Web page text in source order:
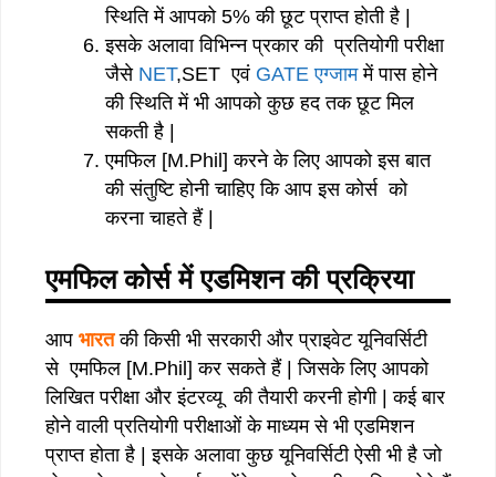
स्थिति में आपको 5% की छूट प्राप्त होती है |
इसके अलावा विभिन्न प्रकार की प्रतियोगी परीक्षा
जैसे NET,SET एवं GATE एग्जाममें पास होने
की स्थिति में भी आपको कुछ हद तक छूट मिल
सकती है |
एमफिल [M.Phil] करने के लिए आपको इस बात
की संतुष्टि होनी चाहिए कि आप इस कोर्स को
करना चाहते हैं |
एमफिल कोर्स में एडमिशन की प्रक्रिया
आप भारतकी किसी भी सरकारी और प्राइवेट यूनिवर्सिटी
से एमफिल [M.Phil] कर सकते हैं | जिसके लिए आपको
लिखित परीक्षा और इंटरव्यू की तैयारी करनी होगी | कई बार
होने वाली प्रतियोगी परीक्षाओं के माध्यम से भी एडमिशन
प्राप्त होता है | इसके अलावा कुछ यूनिवर्सिटी ऐसी भी है जो